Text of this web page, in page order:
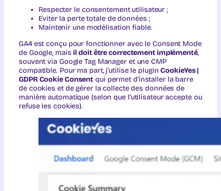
Respecter le consentement utilisateur ;
Eviter la perte totale de données ;
Maintenir une modélisation fiable.
GA4 est conçu pour fonctionner avec le Consent Mode
de Google, maisil doit être correctement implémenté,
souvent via Google Tag Manager et une CMP
compatible. Pour ma part, j’utilise le pluginCookieYes |
GDPR Cookie Consent qui permet d’installer la barre
de cookies et de gérer la collecte des données de
manière automatique (selon que l’utilisateur accepte ou
refuse les cookies).